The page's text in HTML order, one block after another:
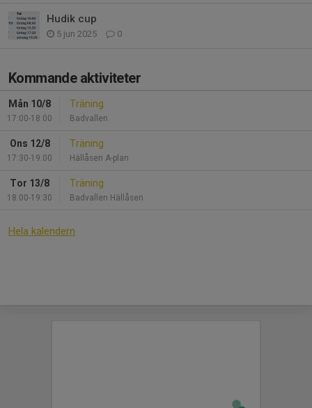
Hudik cup
5 jun 2025 0
Kommande aktiviteter
Mån 10/8
17:00-18:00
Träning
Badvallen
Ons 12/8
17:30-19:00
Träning
Hällåsen A-plan
Tor 13/8
18:00-19:30
Träning
Badvallen Hällåsen
Hela kalendern